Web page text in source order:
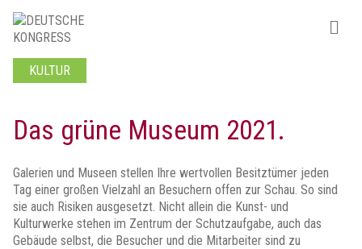
KULTUR
Das grüne Museum 2021.
Galerien und Museen stellen Ihre wertvollen Besitztümer jeden
Tag einer großen Vielzahl an Besuchern offen zur Schau. So sind
sie auch Risiken ausgesetzt. Nicht allein die Kunst- und
Kulturwerke stehen im Zentrum der Schutzaufgabe, auch das
Gebäude selbst, die Besucher und die Mitarbeiter sind zu